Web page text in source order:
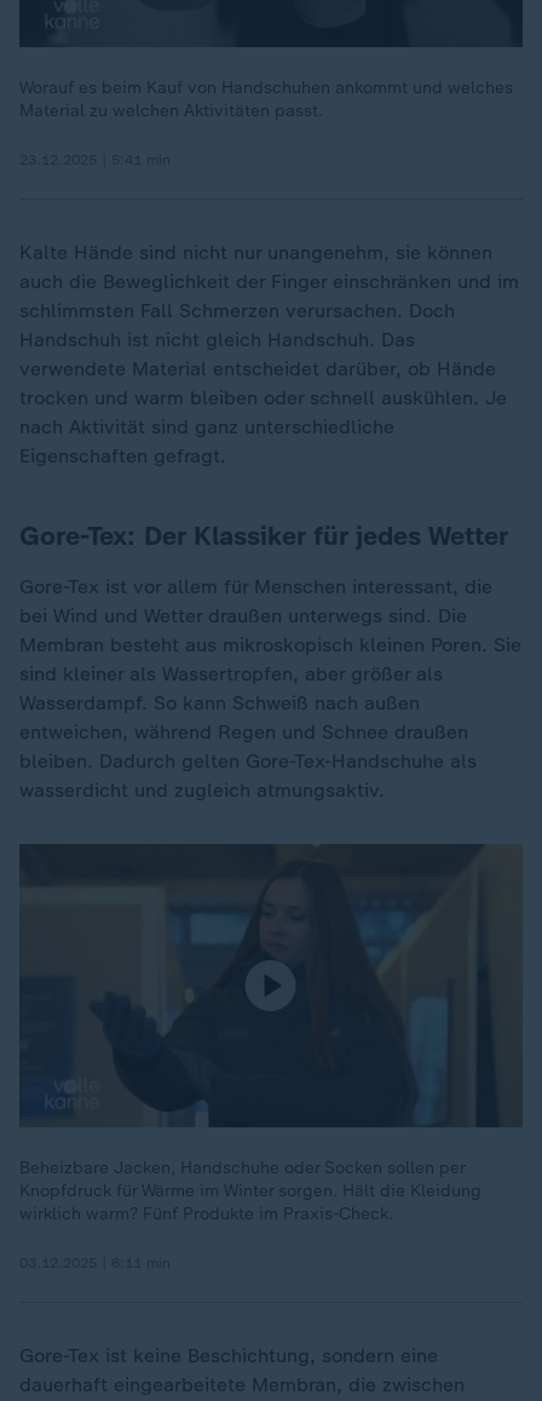
Worauf es beim Kauf von Handschuhen ankommt und welches
Material zu welchen Aktivitäten passt.
Kalte Hände sind nicht nur unangenehm, sie können
auch die Beweglichkeit der Finger einschränken und im
schlimmsten Fall Schmerzen verursachen. Doch
Handschuh ist nicht gleich Handschuh. Das
verwendete Material entscheidet darüber, ob Hände
trocken und warm bleiben oder schnell auskühlen. Je
nach Aktivität sind ganz unterschiedliche
Eigenschaften gefragt.
Gore-Tex: Der Klassiker für jedes Wetter
Gore-Tex ist vor allem für Menschen interessant, die
bei Wind und Wetter draußen unterwegs sind. Die
Membran besteht aus mikroskopisch kleinen Poren. Sie
sind kleiner als Wassertropfen, aber größer als
Wasserdampf. So kann Schweiß nach außen
entweichen, während Regen und Schnee draußen
bleiben. Dadurch gelten Gore-Tex-Handschuhe als
wasserdicht und zugleich atmungsaktiv.
Beheizbare Jacken, Handschuhe oder Socken sollen per
Knopfdruck für Wärme im Winter sorgen. Hält die Kleidung
wirklich warm? Fünf Produkte im Praxis-Check.
Gore-Tex ist keine Beschichtung, sondern eine
dauerhaft eingearbeitete Membran, die zwischen